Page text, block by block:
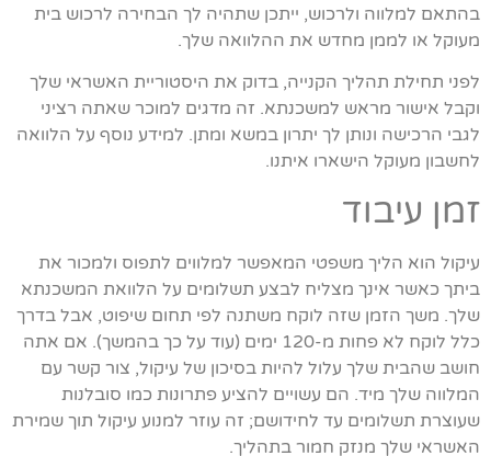
בהתאם למלווה ולרכוש, ייתכן שתהיה לך הבחירה לרכוש בית
מעוקל או לממן מחדש את ההלוואה שלך.
לפני תחילת תהליך הקנייה, בדוק את היסטוריית האשראי שלך
וקבל אישור מראש למשכנתא. זה מדגים למוכר שאתה רציני
לגבי הרכישה ונותן לך יתרון במשא ומתן. למידע נוסף על הלוואה
לחשבון מעוקל הישארו איתנו.
זמן עיבוד
עיקול הוא הליך משפטי המאפשר למלווים לתפוס ולמכור את
ביתך כאשר אינך מצליח לבצע תשלומים על הלוואת המשכנתא
שלך. משך הזמן שזה לוקח משתנה לפי תחום שיפוט, אבל בדרך
כלל לוקח לא פחות מ-120 ימים (עוד על כך בהמשך). אם אתה
חושב שהבית שלך עלול להיות בסיכון של עיקול, צור קשר עם
המלווה שלך מיד. הם עשויים להציע פתרונות כמו סובלנות
שעוצרת תשלומים עד לחידושם; זה עוזר למנוע עיקול תוך שמירת
האשראי שלך מנזק חמור בתהליך.